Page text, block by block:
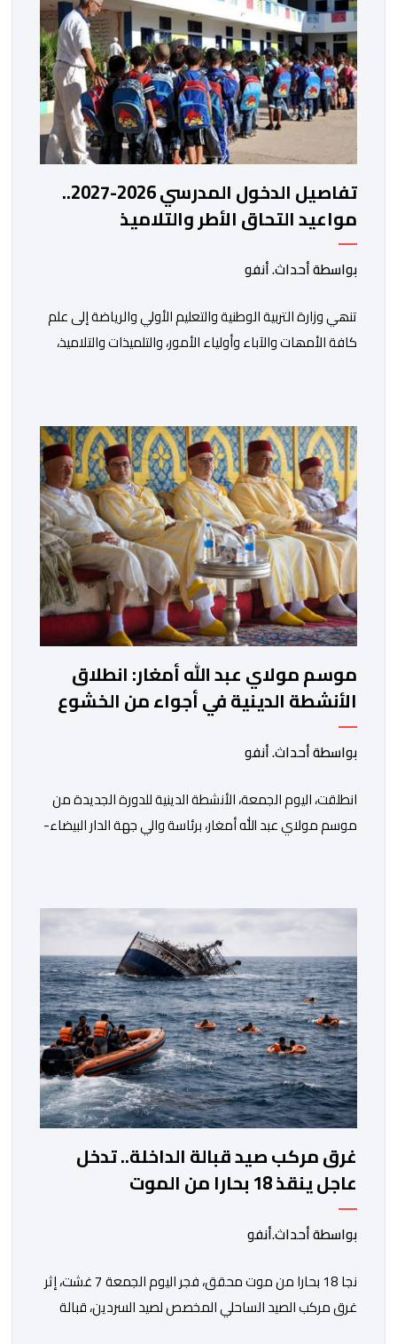
تفاصيل الدخول المدرسي 2026-2027..
مواعيد التحاق الأطر والتلاميذ
بالمؤسسات التعليمية
بواسطة أحداث. أنفو
تنھي وزارة التربیة الوطنیة والتعلیم الأولي والریاضة إلى علم
كافة الأمھات والآباء وأولیاء الأمور، والتلمیذات والتلامیذ،
المحدد سلفا طبقا لمقتضیات المقرر الوزاري رقم 047.26
الصادر بتاریخ 3 یولیوز 2026 بشأن تنظیم السنة الدراسیة.
وأوضحت الوزارة، في بلاغ، أن أطر […]
موسم مولاي عبد الله أمغار: انطلاق
الأنشطة الدينية في أجواء من الخشوع
الروحي
بواسطة أحداث. أنفو
انطلقت، اليوم الجمعة، الأنشطة الدينية للدورة الجديدة من
موسم مولاي عبد الله أمغار، برئاسة والي جهة الدار البيضاء-
المحلي للجديدة، وذلك بحضور شخصيات مدنية وعسكرية
ودينية. وجرت مراسيم افتتاح فعاليات الموسم بالخيمة
الرسمية، حيث أُلقيت كلمات كل من رئيس المجلس […]
غرق مركب صيد قبالة الداخلة.. تدخل
عاجل ينقذ 18 بحارا من الموت
بواسطة أحداث.أنفو
نجا 18 بحارا من موت محقق، فجر اليوم الجمعة 7 غشت، إثر
غرق مركب الصيد الساحلي المخصص لصيد السردين، قبالة